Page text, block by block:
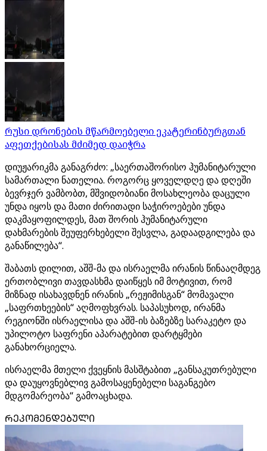
რუსი დრონების მწარმოებელი ეკატერინბურგთან
აფეთქებისას მძიმედ დაიჭრა
დიუჟარიკმა განაგრძო: „საერთაშორისო ჰუმანიტარული
სამართალი ნათელია. როგორც ყოველდღე და დღეში
ბევრჯერ ვამბობთ, მშვიდობიანი მოსახლეობა დაცული
უნდა იყოს და მათი ძირითადი საჭიროებები უნდა
დაკმაყოფილდეს, მათ შორის ჰუმანიტარული
დახმარების შეუფერხებელი შესვლა, გადაადგილება და
განაწილება“.
შაბათს დილით, აშშ-მა და ისრაელმა ირანის წინააღმდეგ
ერთობლივი თავდასხმა დაიწყეს იმ მოტივით, რომ
მიზნად ისახავდნენ ირანის „რეჟიმისგან“ მომავალი
„საფრთხეების“ აღმოფხვრას. საპასუხოდ, ირანმა
რეგიონში ისრაელისა და აშშ-ის ბაზებზე სარაკეტო და
უპილოტო საფრენი აპარატებით დარტყმები
განახორციელა.
ისრაელმა მთელი ქვეყნის მასშტაბით „განსაკუთრებული
და დაუყოვნებლივ გამოსაყენებელი საგანგებო
მდგომარეობა“ გამოაცხადა.
ᲠᲔᲙᲝᲛᲔᲜᲓᲔᲑᲣᲚᲘ